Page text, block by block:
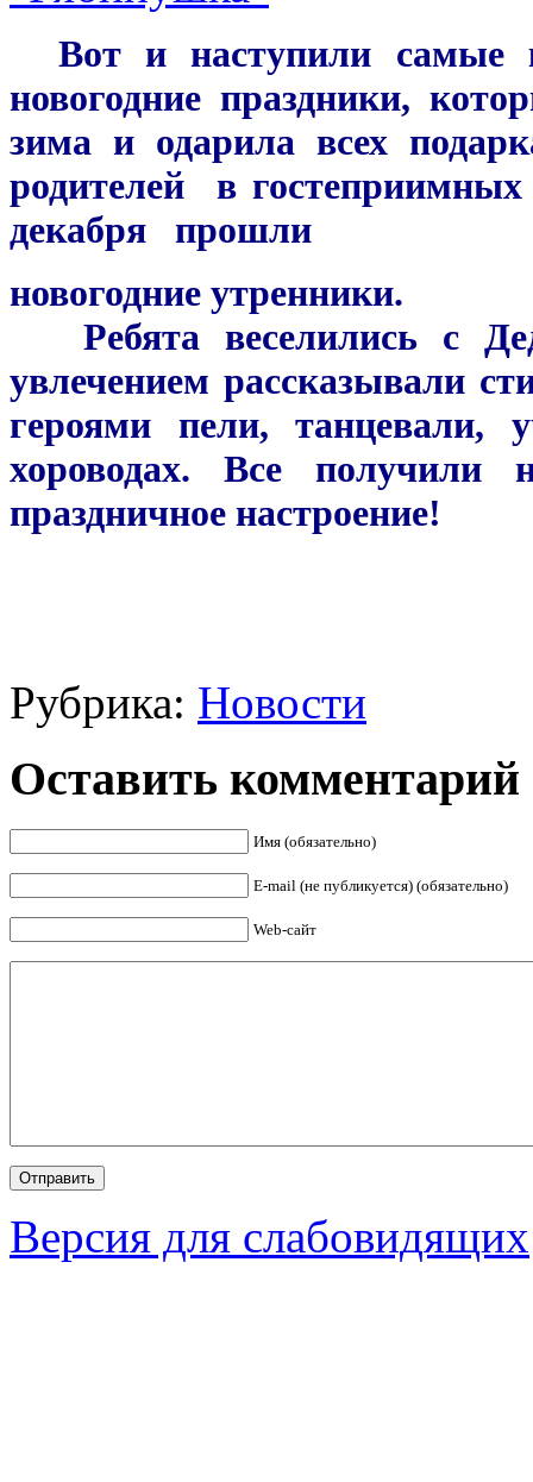
Вот и наступили самые
новогодние праздники,
зима и одарила всех
родителей в гостеприимных
декабря прошли
новогодние утренники.
Ребята веселились с
увлечением рассказывали
героями пели, танцевали,
хороводах. Все получили
праздничное настроение!
Рубрика: Новости
Оставить комментарий
Имя (обязательно)
E-mail (не публикуется) (обязательно)
Web-сайт
Версия для слабовидящих